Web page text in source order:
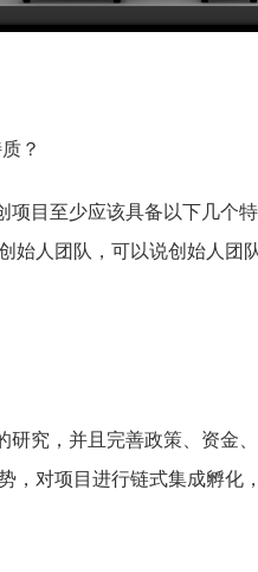
？
目至少应该具备以下几
人团队，可以说创始人团
究，并且完善政策、资
对项目进行链式集成孵化